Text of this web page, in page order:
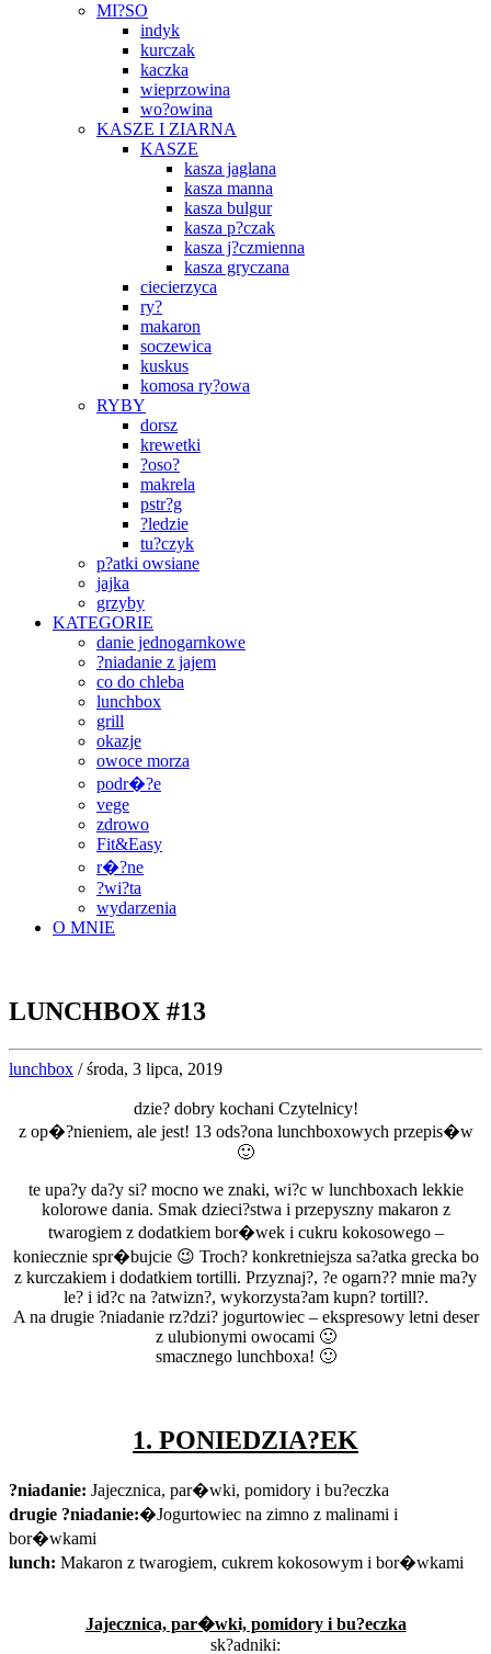
MI?SO
indyk
kurczak
kaczka
wieprzowina
wo?owina
KASZE I ZIARNA
KASZE
kasza jaglana
kasza manna
kasza bulgur
kasza p?czak
kasza j?czmienna
kasza gryczana
ciecierzyca
ry?
makaron
soczewica
kuskus
komosa ry?owa
RYBY
dorsz
krewetki
?oso?
makrela
pstr?g
?ledzie
tu?czyk
p?atki owsiane
jajka
grzyby
KATEGORIE
danie jednogarnkowe
?niadanie z jajem
co do chleba
lunchbox
grill
okazje
owoce morza
podr�?e
vege
zdrowo
Fit&Easy
r�?ne
?wi?ta
wydarzenia
O MNIE
LUNCHBOX #13
lunchbox / środa, 3 lipca, 2019
dzie? dobry kochani Czytelnicy!
z op�?nieniem, ale jest! 13 ods?ona lunchboxowych przepis�w
🙂
te upa?y da?y si? mocno we znaki, wi?c w lunchboxach lekkie
kolorowe dania. Smak dzieci?stwa i przepyszny makaron z
twarogiem z dodatkiem bor�wek i cukru kokosowego –
koniecznie spr�bujcie 😉 Troch? konkretniejsza sa?atka grecka bo
z kurczakiem i dodatkiem tortilli. Przyznaj?, ?e ogarn?? mnie ma?y
le? i id?c na ?atwizn?, wykorzysta?am kupn? tortill?.
A na drugie ?niadanie rz?dzi? jogurtowiec – ekspresowy letni deser
z ulubionymi owocami 🙂
smacznego lunchboxa! 🙂
1. PONIEDZIA?EK
?niadanie: Jajecznica, par�wki, pomidory i bu?eczka
drugie ?niadanie:�Jogurtowiec na zimno z malinami i
bor�wkami
lunch: Makaron z twarogiem, cukrem kokosowym i bor�wkami
Jajecznica, par�wki, pomidory i bu?eczka
sk?adniki: